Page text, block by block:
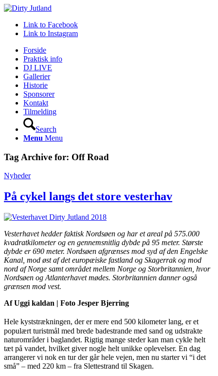
Link to Facebook
Link to Instagram
Forside
Praktisk info
DJ LIVE
Gallerier
Historie
Sponsorer
Kontakt
Tilmelding
Search
Menu Menu
Tag Archive for: Off Road
Nyheder
På cykel langs det store vesterhav
Vesterhavet hedder faktisk Nordsøen og har et areal på 575.000
kvadratkilometer og en gennemsnitlig dybde på 95 meter. Største
dybde er 690 meter. Nordsøen afgrænses mod syd af den Engelske
Kanal, mod øst af det europæiske fastland og Skagerrak og mod
nord af Norge samt området mellem Norge og Storbritannien, hvor
Nordsøen og Atlanterhavet mødes. Storbritannien danner også
grænsen mod vest.
Af Uggi kaldan | Foto Jesper Bjerring
Hele kyststrækningen, der er mere end 500 kilometer lang, er et
populært turistmål med brede badestrande med sand og udstrakte
naturområder i baglandet. Rigtig mange steder kan man cykle helt
tæt på vandet, hvilket giver nogle helt unikke oplevelser. En dag
arrangerer vi nok en tur der går hele vejen, men nu starter vi “i det
små” – med 220 km – fra Slettestrand til Skagen.